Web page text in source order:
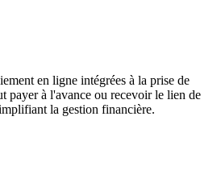
en ligne intégrées à la prise de
payer à l'avance ou recevoir le lien de
la gestion financière.